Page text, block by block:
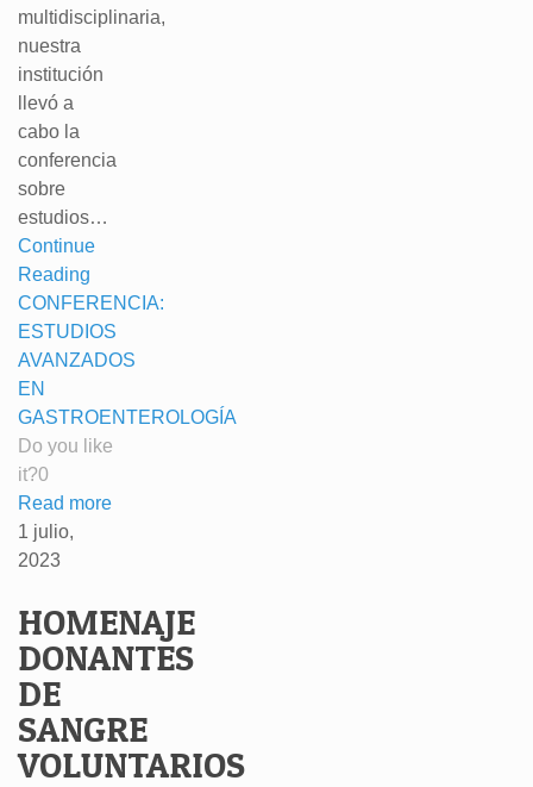
multidisciplinaria,
nuestra
institución
llevó a
cabo la
conferencia
sobre
estudios…
Continue
Reading
CONFERENCIA:
ESTUDIOS
AVANZADOS
EN
GASTROENTEROLOGÍA
Do you like
it?0
Read more
1 julio,
2023
HOMENAJE
DONANTES
DE
SANGRE
VOLUNTARIOS